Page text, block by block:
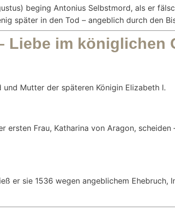
beging Antonius Selbstmord, als er
später in den Tod – angeblich durch den
Liebe im königlichen
Mutter der späteren Königin Elizabeth I.
Frau, Katharina von Aragon,
er sie 1536 wegen angeblichem